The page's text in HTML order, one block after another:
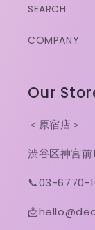
SEARCH
COMPANY
Our
＜原宿店＞
渋谷区神宮
📞03-6770-